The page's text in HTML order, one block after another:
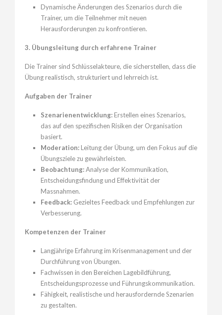
Dynamische Änderungen des Szenarios durch die
Trainer, um die Teilnehmer mit neuen
Herausforderungen zu konfrontieren.
3. Übungsleitung durch erfahrene Trainer
Die Trainer sind Schlüsselakteure, die sicherstellen, dass die
Übung realistisch, strukturiert und lehrreich ist.
Aufgaben der Trainer
Szenarienentwicklung:Erstellen eines Szenarios,
das auf den spezifischen Risiken der Organisation
basiert.
Moderation:Leitung der Übung, um den Fokus auf die
Übungsziele zu gewährleisten.
Beobachtung:Analyse der Kommunikation,
Entscheidungsfindung und Effektivität der
Massnahmen.
Feedback: Gezieltes Feedback und Empfehlungen zur
Verbesserung.
Kompetenzen der Trainer
Langjährige Erfahrung im Krisenmanagement und der
Durchführung von Übungen.
Fachwissen in den Bereichen Lagebildführung,
Entscheidungsprozesse und Führungskommunikation.
Fähigkeit, realistische und herausfordernde Szenarien
zu gestalten.